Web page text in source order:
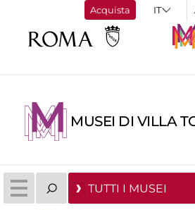
Acquista
MUSEI DI VILLA
TUTTI I MUSEI